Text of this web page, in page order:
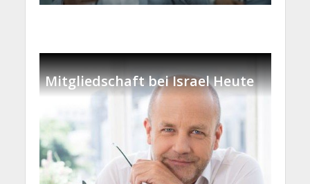
Mitgliedschaft bei Israel Heute